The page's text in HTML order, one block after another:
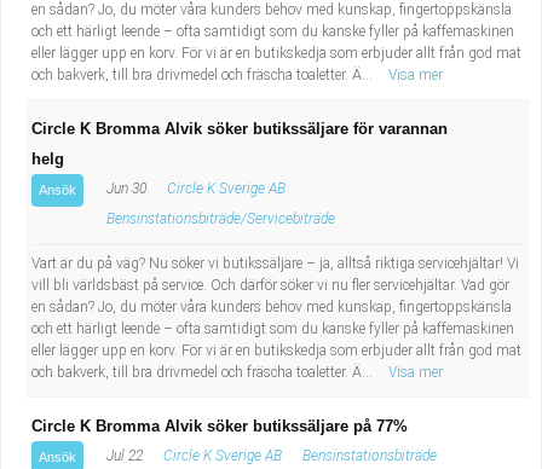
en sådan? Jo, du möter våra kunders behov med kunskap, fingertoppskänsla
och ett härligt leende – ofta samtidigt som du kanske fyller på kaffemaskinen
eller lägger upp en korv. För vi är en butikskedja som erbjuder allt från god mat
och bakverk, till bra drivmedel och fräscha toaletter. Ä...
Visa mer
Circle K Bromma Alvik söker butikssäljare för varannan
helg
Ansök Jun 30
Circle K Sverige AB
Bensinstationsbiträde/Servicebiträde
Vart är du på väg? Nu söker vi butikssäljare – ja, alltså riktiga servicehjältar! Vi
vill bli världsbäst på service. Och därför söker vi nu fler servicehjältar. Vad gör
en sådan? Jo, du möter våra kunders behov med kunskap, fingertoppskänsla
och ett härligt leende – ofta samtidigt som du kanske fyller på kaffemaskinen
eller lägger upp en korv. För vi är en butikskedja som erbjuder allt från god mat
och bakverk, till bra drivmedel och fräscha toaletter. Ä...
Visa mer
Circle K Bromma Alvik söker butikssäljare på 77%
Ansök Jul 22 Circle K Sverige AB Bensinstationsbiträde